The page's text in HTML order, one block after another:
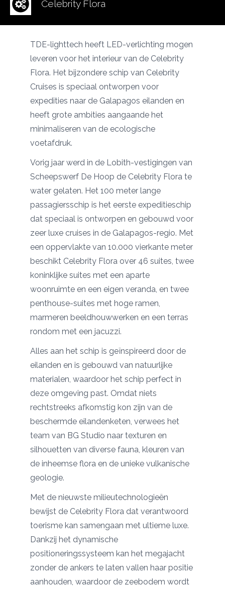
Celebrity Flora
TDE-lighttech heeft LED-verlichting mogen
leveren voor het interieur van de Celebrity
Flora. Het bijzondere schip van Celebrity
Cruises is speciaal ontworpen voor
expedities naar de Galapagos eilanden en
heeft grote ambities aangaande het
minimaliseren van de ecologische
voetafdruk.
Vorig jaar werd in de Lobith-vestigingen van
Scheepswerf De Hoop de Celebrity Flora te
water gelaten. Het 100 meter lange
passagiersschip is het eerste expeditieschip
dat speciaal is ontworpen en gebouwd voor
zeer luxe cruises in de Galapagos-regio. Met
een oppervlakte van 10.000 vierkante meter
beschikt Celebrity Flora over 46 suites, twee
koninklijke suites met een aparte
woonruimte en een eigen veranda, en twee
penthouse-suites met hoge ramen,
marmeren beeldhouwwerken en een terras
rondom met een jacuzzi.
Alles aan het schip is geïnspireerd door de
eilanden en is gebouwd van natuurlijke
materialen, waardoor het schip perfect in
deze omgeving past. Omdat niets
rechtstreeks afkomstig kon zijn van de
beschermde eilandenketen, verwees het
team van BG Studio naar texturen en
silhouetten van diverse fauna, kleuren van
de inheemse flora en de unieke vulkanische
geologie.
Met de nieuwste milieutechnologieën
bewijst de Celebrity Flora dat verantwoord
toerisme kan samengaan met ultieme luxe.
Dankzij het dynamische
positioneringssysteem kan het megajacht
zonder de ankers te laten vallen haar positie
aanhouden, waardoor de zeebodem wordt